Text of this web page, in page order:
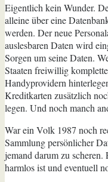
Eigentlich kein Wunder.
alleine über eine
werden. Der neue
auslesbaren Daten wird
Sorgen um seine Daten.
Staaten freiwillig
Handyprovidern
Kreditkarten zusätzlich
legen. Und noch manch
War ein Volk 1987 noch
Sammlung persönlicher
jemand darum zu
harmlos ist und eventuell